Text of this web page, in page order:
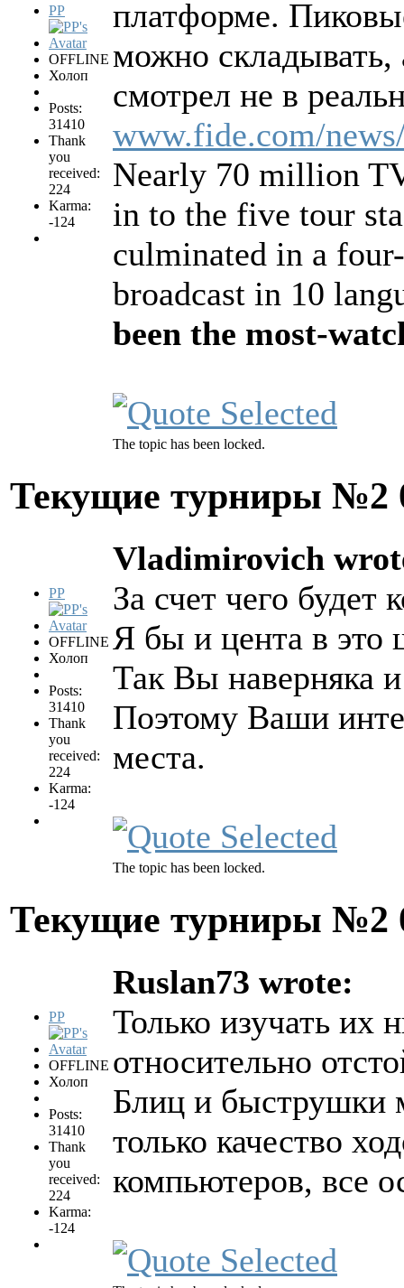
PP
OFFLINE
Холоп
Posts:
31410
Thank
you
received:
224
Karma:
-124
платформе.
можно складывать,
смотрел не в
www.fide.com/
Nearly 70 million
in to the five tour
culminated in a
broadcast in 10
been the most-
The topic has been locked.
Текущие турниры №2
PP
OFFLINE
Холоп
Posts:
31410
Thank
you
received:
224
Karma:
-124
Vladimirovich
За счет чего будет
Я бы и цента в это
Так Вы наверняка
Поэтому Ваши
места.
The topic has been locked.
Текущие турниры №2
PP
OFFLINE
Холоп
Posts:
31410
Thank
you
received:
224
Karma:
-124
Ruslan73 wrote:
Только изучать их
относительно
Блиц и быструшки
только качество
компьютеров, все